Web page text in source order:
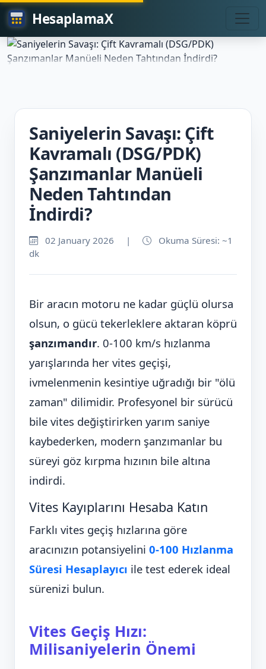
HesaplamaX
Saniyelerin Savaşı: Çift
Kavramalı (DSG/PDK)
Şanzımanlar Manüeli
Neden Tahtından
İndirdi?
02 January 2026 |
Okuma Süresi: ~1
dk
Bir aracın motoru ne kadar güçlü olursa
olsun, o gücü tekerleklere aktaran köprü
şanzımandır. 0-100 km/s hızlanma
yarışlarında her vites geçişi,
ivmelenmenin kesintiye uğradığı bir "ölü
zaman" dilimidir. Profesyonel bir sürücü
bile vites değiştirirken yarım saniye
kaybederken, modern şanzımanlar bu
süreyi göz kırpma hızının bile altına
indirdi.
Vites Kayıplarını Hesaba Katın
Farklı vites geçiş hızlarına göre
aracınızın potansiyelini 0-100 Hızlanma
Süresi Hesaplayıcı ile test ederek ideal
sürenizi bulun.
Vites Geçiş Hızı:
Milisaniyelerin Önemi